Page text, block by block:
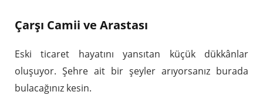
Çarşı Camii ve Arastası
Eski ticaret hayatını yansıtan küçük dükkânlar
oluşuyor. Şehre ait bir şeyler arıyorsanız burada
bulacağınız kesin.